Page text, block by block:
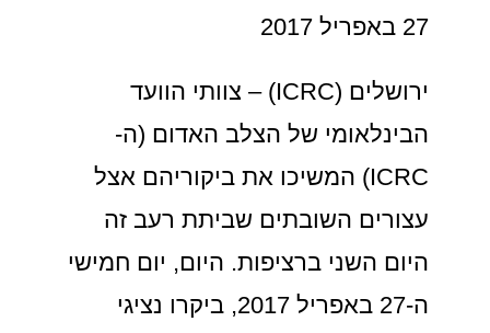
27 באפריל 2017
ירושלים (ICRC) – צוותי הוועד
הבינלאומי של הצלב האדום (ה-
ICRC) המשיכו את ביקוריהם אצל
עצורים השובתים שביתת רעב זה
היום השני ברציפות. היום, יום חמישי
ה-27 באפריל 2017, ביקרו נציגי